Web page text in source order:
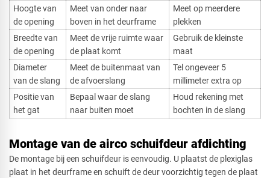
Hoogte van
de opening
Meet van onder naar
boven in het deurframe
Meet op meerdere
plekken
Breedte van
de opening
Meet de vrije ruimte waar
de plaat komt
Gebruik de kleinste
maat
Diameter
van de slang
Meet de buitenmaat van
de afvoerslang
Tel ongeveer 5
millimeter extra op
Positie van
het gat
Bepaal waar de slang
naar buiten moet
Houd rekening met
bochten in de slang
Montage van de airco schuifdeur afdichting
De montage bij een schuifdeur is eenvoudig. U plaatst de plexiglas
plaat in het deurframe en schuift de deur voorzichtig tegen de plaat